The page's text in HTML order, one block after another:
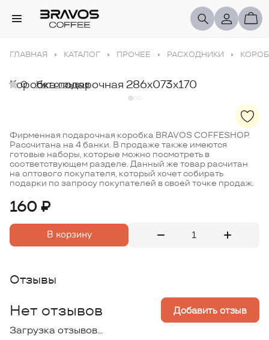
ГЛАВНАЯ КАТАЛОГ ПРОЧЕЕ РАСХОДНИКИ
Коробка подарочная 286x073x170
0 Нет отзывов
Фирменная подарочная коробка BRAVOS COFFESHOP.
Рассчитана на 4 банки. В продаже также имеются
готовые наборы, которые можно посмотреть в
соответствующем разделе. Данный же товар расчитан
на оптового покупателя, который хочет собирать
подарки по запросу покупателей в своей точке продаж.
160 ₽
В корзину
Отзывы
Загрузка отзывов...
Нет отзывов Добавить отзыв